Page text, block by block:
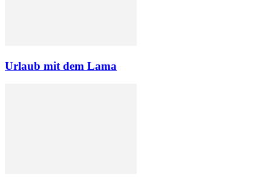
Urlaub mit dem Lama